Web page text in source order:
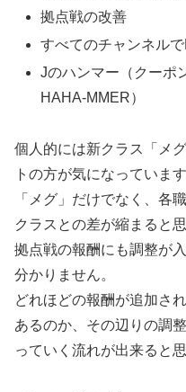
拠点戦の改善
すべてのチャンネルで
Jのハンマー（クーポ
HAHA-MMER）
個人的には新クラス「メ
トの方が気になっています
「メグ」だけでなく、各
クラスとの差が縮まると思
拠点戦の報酬にも調整が
分かりません。
どれほどの報酬が追加さ
あるのか、その辺りの調
っていく流れが出来ると思